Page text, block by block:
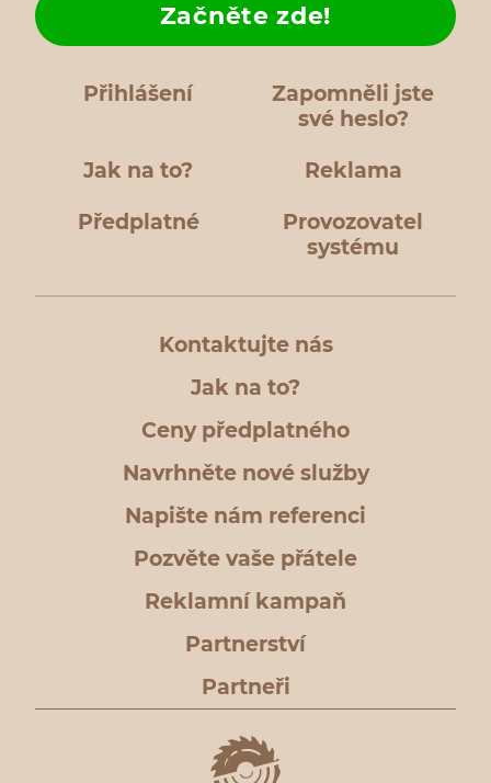
Přihlášení
Zapomněli jste
své heslo?
Jak na to?
Začněte zde!
Reklama
Předplatné
Provozovatel
systému
Kontaktujte nás
Jak na to?
Ceny předplatného
Navrhněte nové služby
Napište nám referenci
Pozvěte vaše přátele
Reklamní kampaň
Partnerství
Partneři